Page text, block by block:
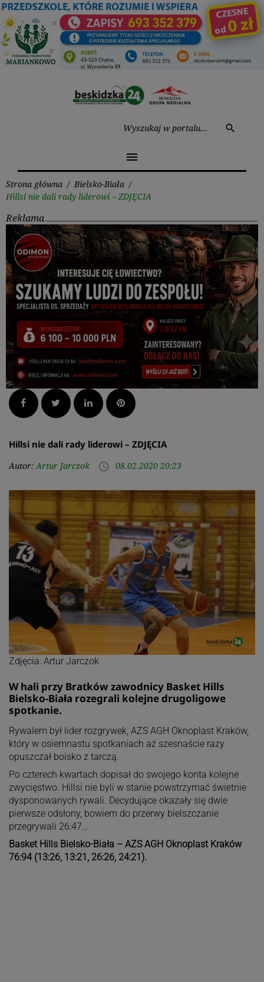
Przejdź
do
treści
search
menu
Strona główna / Bielsko-Biała /
Hillsi nie dali rady liderowi – ZDJĘCIA
Reklama
Facebook Twitter LinkedInPinterest
Hillsi nie dali rady liderowi – ZDJĘCIA
Autor:Artur Jarczok access_time 08.02.2020 20:23
Zdjęcia: Artur Jarczok
W hali przy Bratków zawodnicy Basket Hills
Bielsko-Biała rozegrali kolejne drugoligowe
spotkanie.
Rywalem był lider rozgrywek, AZS AGH Oknoplast Kraków,
który w osiemnastu spotkaniach aż szesnaście razy
opuszczał boisko z tarczą.
Po czterech kwartach dopisał do swojego konta kolejne
zwycięstwo. Hillsi nie byli w stanie powstrzymać świetnie
dysponowanych rywali. Decydujące okazały się dwie
pierwsze odsłony, bowiem do przerwy bielszczanie
przegrywali 26:47…
Basket Hills Bielsko-Biała – AZS AGH Oknoplast Kraków
76:94 (13:26, 13:21, 26:26, 24:21).